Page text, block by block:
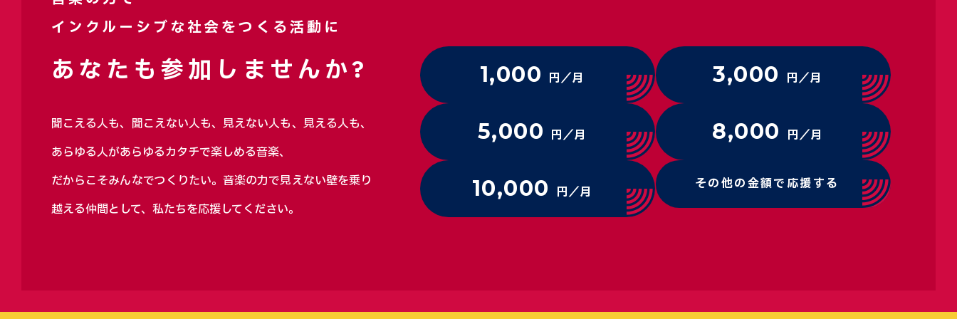
インクルーシブな社会をつくる活動に
あなたも参加しませんか?
聞こえる人も、聞こえない人も、見えない人も、見える人も、
あらゆる人があらゆるカタチで楽しめる音楽、
だからこそみんなでつくりたい。音楽の力で見えない壁を乗り
越える仲間として、私たちを応援してください。
1,000 円／月 3,000 円／月
5,000 円／月 8,000 円／月
10,000 円／月 その他の金額で応援する